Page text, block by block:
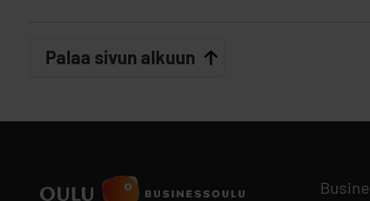
Palaa sivun alkuun